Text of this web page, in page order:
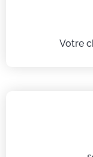
Votre